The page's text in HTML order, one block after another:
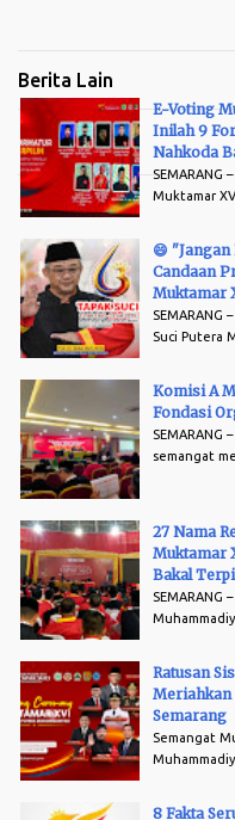
Berita Lain
E-Voting
Inilah 9
Nahkoda
SEMARANG
Muktamar
😄 "Jangan
Candaan
Muktamar
SEMARANG
Suci Putera
Komisi A
Fondasi
SEMARANG
semangat
27 Nama
Muktamar
Bakal
SEMARANG
Ratusan
Meriahkan
Semarang
Semangat
8 Fakta
Arsip